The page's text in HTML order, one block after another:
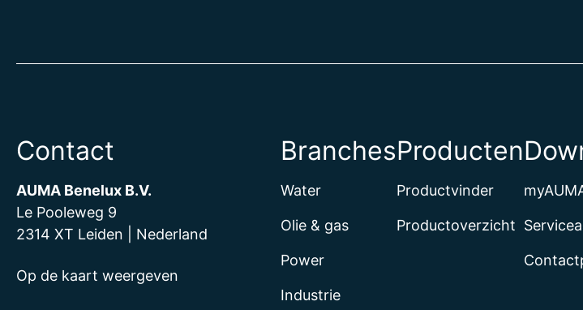
Contact
AUMA Benelux B.V.
Le Pooleweg 9
2314 XT Leiden | Nederland
Op de kaart weergeven
Branches
Water
Olie & gas
Power
Industrie
Producten
Productvinder
Productoverzicht